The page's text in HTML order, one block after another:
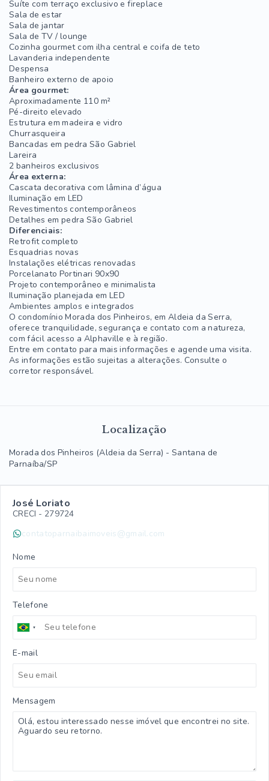
Suíte com terraço exclusivo e fireplace
Sala de estar
Sala de jantar
Sala de TV / lounge
Cozinha gourmet com ilha central e coifa de teto
Lavanderia independente
Despensa
Banheiro externo de apoio
Área gourmet:
Aproximadamente 110 m²
Pé-direito elevado
Estrutura em madeira e vidro
Churrasqueira
Bancadas em pedra São Gabriel
Lareira
2 banheiros exclusivos
Área externa:
Cascata decorativa com lâmina d’água
Iluminação em LED
Revestimentos contemporâneos
Detalhes em pedra São Gabriel
Diferenciais:
Retrofit completo
Esquadrias novas
Instalações elétricas renovadas
Porcelanato Portinari 90x90
Projeto contemporâneo e minimalista
Iluminação planejada em LED
Ambientes amplos e integrados
O condomínio Morada dos Pinheiros, em Aldeia da Serra,
oferece tranquilidade, segurança e contato com a natureza,
com fácil acesso a Alphaville e à região.
Entre em contato para mais informações e agende uma visita.
As informações estão sujeitas a alterações. Consulte o
corretor responsável.
Localização
Morada dos Pinheiros (Aldeia da Serra) - Santana de
Parnaíba/SP
José Loriato
CRECI - 279724
contatoparnaibaimoveis@gmail.com
Nome
Telefone
E-mail
Mensagem